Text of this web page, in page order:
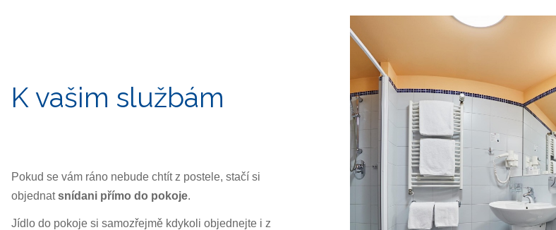
K vašim službám
Pokud se vám ráno nebude chtít z postele, stačí si
objednatsnídani přímo do pokoje.
Jídlo do pokoje si samozřejmě kdykoli objednejte i z